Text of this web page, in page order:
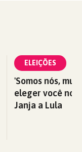
ELEIÇÕES
'Somos nós,
eleger você
Janja a Lula